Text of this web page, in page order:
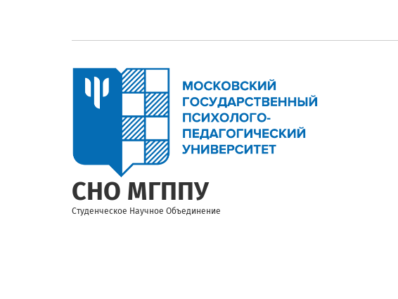
СНО МГППУ
Студенческое Научное Объединение